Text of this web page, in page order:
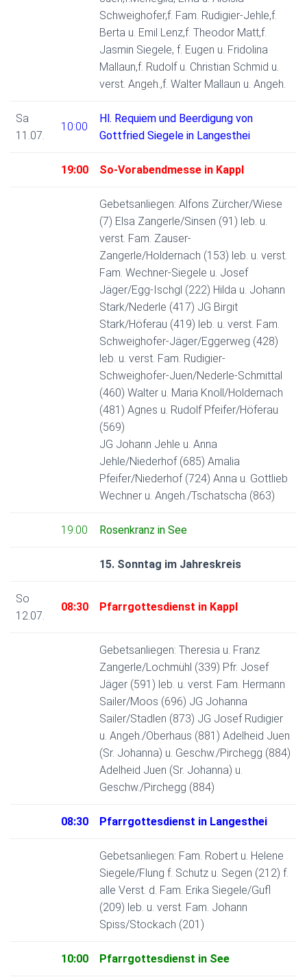
Schweighofer,f. Fam. Rudigier-Jehle,f.
Berta u. Emil Lenz,f. Theodor Matt,f.
Jasmin Siegele, f. Eugen u. Fridolina
Mallaun,f. Rudolf u. Christian Schmid u.
verst. Angeh.,f. Walter Mallaun u. Angeh.
Sa
11.07.
10:00
Hl. Requiem und Beerdigung von
Gottfried Siegele in Langesthei
19:00 So-Vorabendmesse in Kappl
Gebetsanliegen: Alfons Zürcher/Wiese
(7) Elsa Zangerle/Sinsen (91) leb. u.
verst. Fam. Zauser-
Zangerle/Holdernach (153) leb. u. verst.
Fam. Wechner-Siegele u. Josef
Jäger/Egg-Ischgl (222) Hilda u. Johann
Stark/Nederle (417) JG Birgit
Stark/Höferau (419) leb. u. verst. Fam.
Schweighofer-Jäger/Eggerweg (428)
leb. u. verst. Fam. Rudigier-
Schweighofer-Juen/Nederle-Schmittal
(460) Walter u. Maria Knoll/Holdernach
(481) Agnes u. Rudolf Pfeifer/Höferau
(569)
JG Johann Jehle u. Anna
Jehle/Niederhof (685) Amalia
Pfeifer/Niederhof (724) Anna u. Gottlieb
Wechner u. Angeh./Tschatscha (863)
19:00 Rosenkranz in See
15. Sonntag im Jahreskreis
So
12.07.
08:30 Pfarrgottesdienst in Kappl
Gebetsanliegen: Theresia u. Franz
Zangerle/Lochmühl (339) Pfr. Josef
Jäger (591) leb. u. verst. Fam. Hermann
Sailer/Moos (696) JG Johanna
Sailer/Stadlen (873) JG Josef Rudigier
u. Angeh./Oberhaus (881) Adelheid Juen
(Sr. Johanna) u. Geschw./Pirchegg (884)
Adelheid Juen (Sr. Johanna) u.
Geschw./Pirchegg (884)
08:30 Pfarrgottesdienst in Langesthei
Gebetsanliegen: Fam. Robert u. Helene
Siegele/Flung f. Schutz u. Segen (212) f.
alle Verst. d. Fam. Erika Siegele/Gufl
(209) leb. u. verst. Fam. Johann
Spiss/Stockach (201)
10:00 Pfarrgottesdienst in See